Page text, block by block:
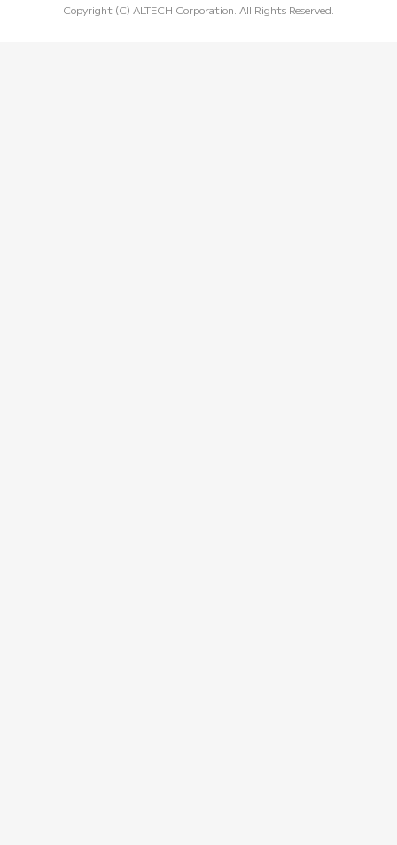
Copyright (C) ALTECH Corporation. All Rights Reserved.